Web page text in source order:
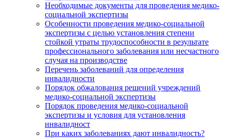
Необходимые документы для проведения медико-
социальной экспертизы
Особенности проведения медико-социальной
экспертизы с целью установления степени
стойкой утраты трудоспособности в результате
профессионального заболевания или несчастного
случая на производстве
Перечень заболеваний для определения
инвалидности
Порядок обжалования решений учреждений
медико-социальной экспертизы
Порядок проведения медико-социальной
экспертизы и условия для установления
инвалидност
При каких заболеваниях дают инвалидность?